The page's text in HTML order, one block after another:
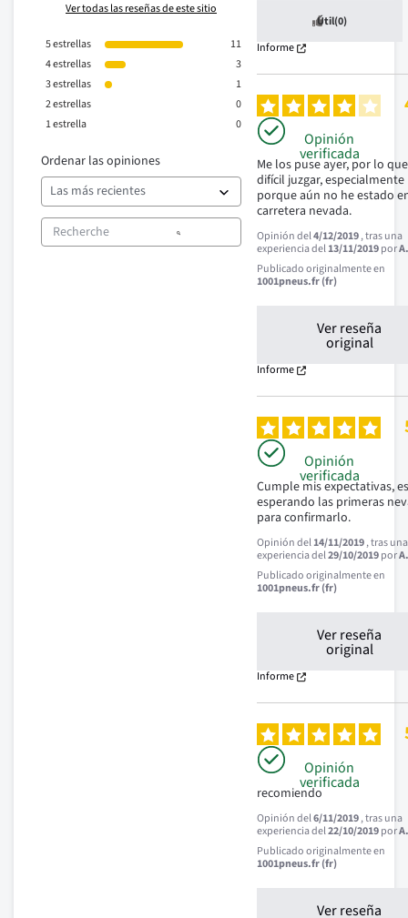
Ver todas las reseñas de este sitio
5estrellas
11
4estrellas
3
3estrellas
1
2estrellas
0
1estrella 0
Ordenar las opiniones
Útil(0)
Informe
Opinión
verificada
Me los puse ayer, por lo
difícil juzgar, especialmente
porque aún no he estado
carretera nevada.
Opinión del4/12/2019, tras una
experiencia del13/11/2019por
Publicado originalmente en
1001pneus.fr (fr)
Ver reseña
original
Informe
Opinión
verificada
Cumple mis expectativas,
esperando las primeras
para confirmarlo.
Opinión del14/11/2019, tras una
experiencia del29/10/2019por
Publicado originalmente en
1001pneus.fr (fr)
Ver reseña
original
Informe
Opinión
verificada
recomiendo
Opinión del6/11/2019, tras una
experiencia del22/10/2019por
Publicado originalmente en
1001pneus.fr (fr)
Ver reseña